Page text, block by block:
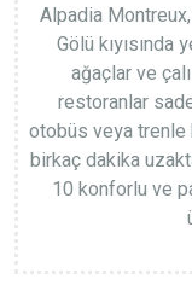
Alpadia
Gölü
ağaçlar ve
restoranlar
otobüs veya
birkaç dakika
10 konforlu ve